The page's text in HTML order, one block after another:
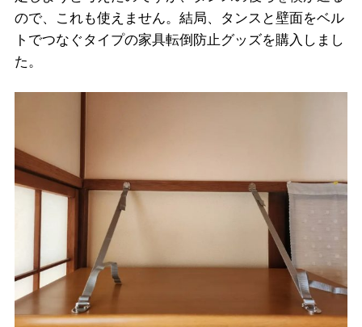
ので、これも使えません。結局、タンスと壁面をベル
トでつなぐタイプの家具転倒防止グッズを購入しまし
た。